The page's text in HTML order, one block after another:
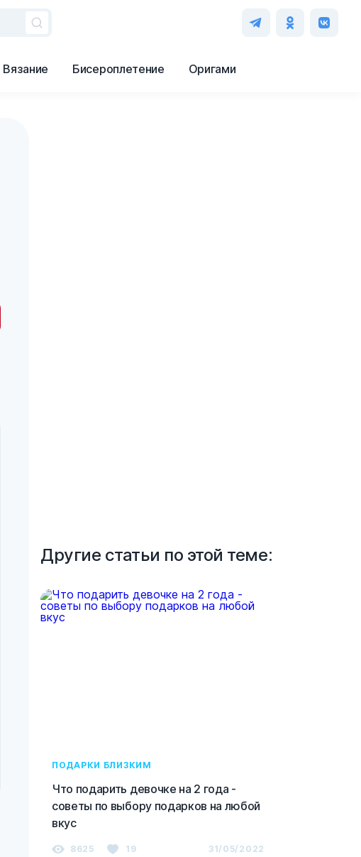
Вязание Бисероплетение Оригами
Другие статьи по этой теме:
ПОДАРКИ БЛИЗКИМ
Что подарить девочке на 2 года -
советы по выбору подарков на любой
вкус
8625 19 31/05/2022